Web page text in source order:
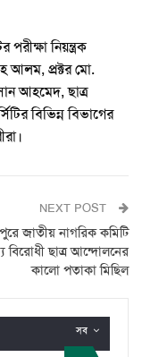
নিয়ন্ত্রক
আলম, প্রক্টর মো.
আহমেদ, ছাত্র
বিভিন্ন বিভাগের
NEXT POST
জাতীয় নাগরিক কমিটি
বিরোধী ছাত্র আন্দোলনের
কালো পতাকা মিছিল
সব